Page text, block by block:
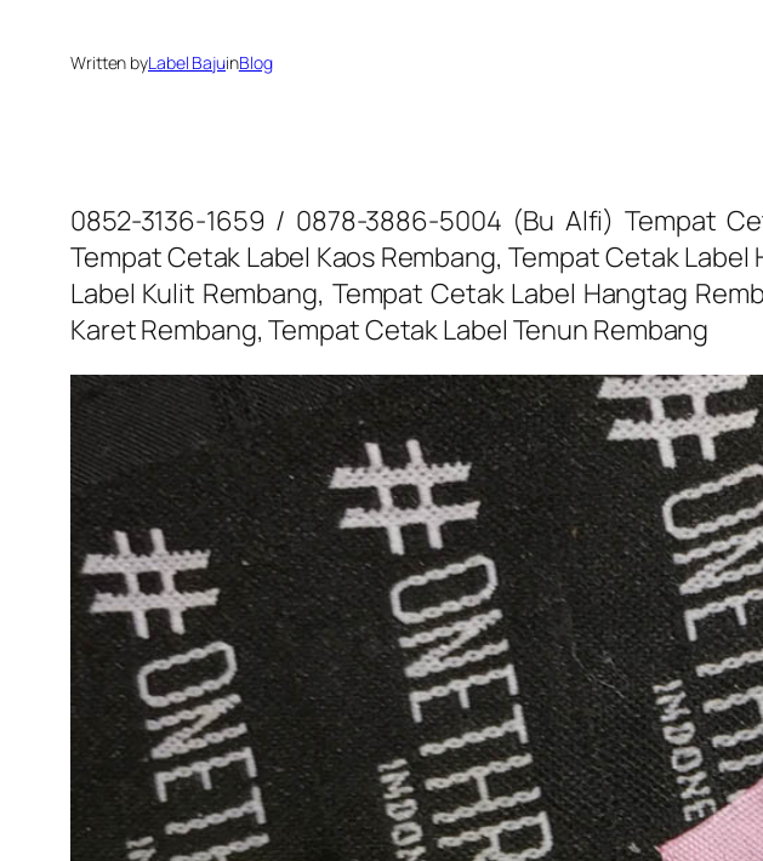
Written byLabel BajuinBlog
0852-3136-1659 / 0878-3886-5004 (Bu Alfi) Tempat
Tempat Cetak Label Kaos Rembang, Tempat Cetak
Label Kulit Rembang, Tempat Cetak Label Hangtag
Karet Rembang, Tempat Cetak Label Tenun Rembang